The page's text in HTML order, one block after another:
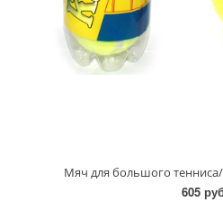
Мяч для большого
605